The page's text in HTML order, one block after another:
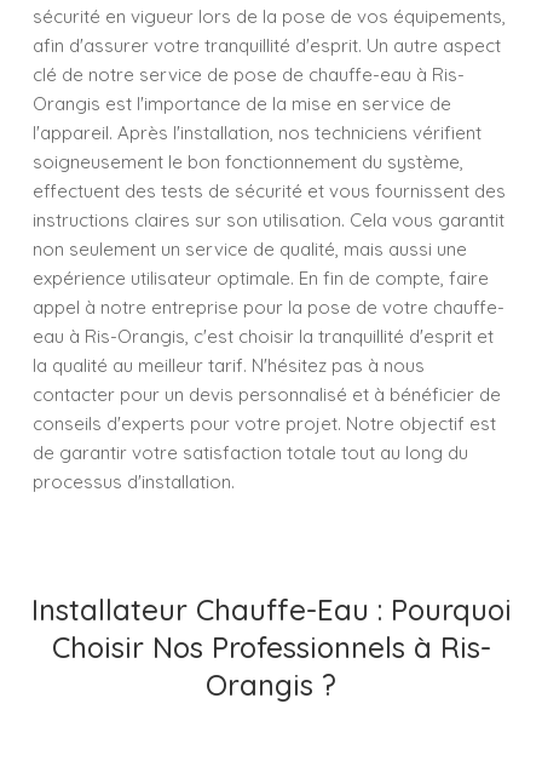
sécurité en vigueur lors de la pose de vos équipements,
afin d'assurer votre tranquillité d'esprit. Un autre aspect
clé de notre service de pose de chauffe-eau à Ris-
Orangis est l'importance de la mise en service de
l'appareil. Après l'installation, nos techniciens vérifient
soigneusement le bon fonctionnement du système,
effectuent des tests de sécurité et vous fournissent des
instructions claires sur son utilisation. Cela vous garantit
non seulement un service de qualité, mais aussi une
expérience utilisateur optimale. En fin de compte, faire
appel à notre entreprise pour la pose de votre chauffe-
eau à Ris-Orangis, c'est choisir la tranquillité d'esprit et
la qualité au meilleur tarif. N'hésitez pas à nous
contacter pour un devis personnalisé et à bénéficier de
conseils d'experts pour votre projet. Notre objectif est
de garantir votre satisfaction totale tout au long du
processus d'installation.
Installateur Chauffe-Eau : Pourquoi
Choisir Nos Professionnels à Ris-
Orangis ?